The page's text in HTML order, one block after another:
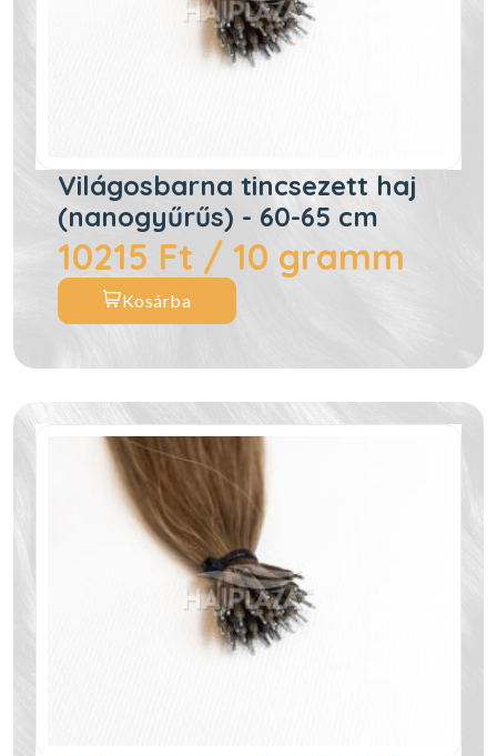
Világosbarna tincsezett haj
(nanogyűrűs) - 60-65 cm
10215 Ft / 10 gramm
Kosárba